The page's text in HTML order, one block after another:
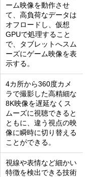
ーム映像を動作させ
て、高負荷なデータは
オフロードし、仮想
GPUで処理すること
で、タブレットへスム
ーズにゲーム映像を表
示する。
4カ所から360度カメ
ラで撮影した高精細な
8K映像を遅延なくス
ムーズに視聴できると
ともに、違う視点の映
像に瞬時に切り替える
ことができる。
視線や表情など細かい
特徴を検出できる技術